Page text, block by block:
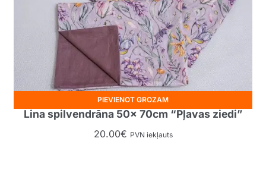
Lina spilvendrāna 50x 70cm “Pļavas ziedi”
20.00€ PVN iekļauts
PIEVIENOT GROZAM